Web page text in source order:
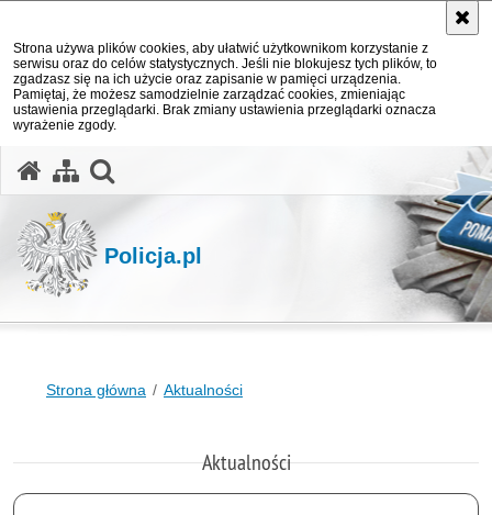
Strona używa plików cookies, aby ułatwić użytkownikom korzystanie z
serwisu oraz do celów statystycznych. Jeśli nie blokujesz tych plików, to
zgadzasz się na ich użycie oraz zapisanie w pamięci urządzenia.
Pamiętaj, że możesz samodzielnie zarządzać cookies, zmieniając
ustawienia przeglądarki. Brak zmiany ustawienia przeglądarki oznacza
wyrażenie zgody.
Policja.pl
Strona główna Aktualności
Aktualności